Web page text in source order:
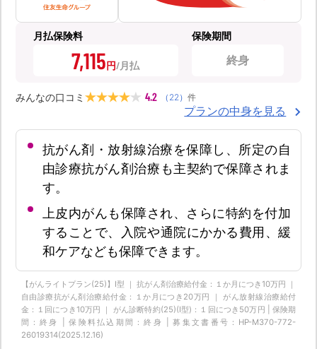
月払保険料
7,115円
保険期間
終身
みんなの口コミ 4.2 （ 22） 件
プランの中身を見る
抗がん剤・放射線治療を保障し、所定の自
由診療抗がん剤治療も主契約で保障されま
す。
上皮内がんも保障され、さらに特約を付加
することで、入院や通院にかかる費用、緩
和ケアなども保障できます。
【がんライトプラン(25)】I型 ｜ 抗がん剤治療給付金：１か月につき10万円 ｜
自由診療抗がん剤治療給付金：１か月につき20万円 ｜ がん放射線治療給付
金：１回につき10万円 ｜ がん診断特約(25)(Ⅰ型)：１回につき50万円 | 保険期
間：終身 | 保険料払込期間：終身 | 募集文書番号：HP-M370-772-
26019314(2025.12.16)